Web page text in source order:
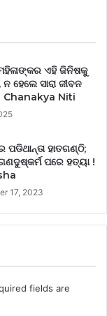
ଏହି ଜିନିଷକୁ
ହେଲେ ସାରା ଜୀବନ
Chanakya Niti
ପଡିଥାନ୍ତା ହାତଗଣ୍ଠି;
ପରେ ହତ୍ୟା !
17, 2023
fields are